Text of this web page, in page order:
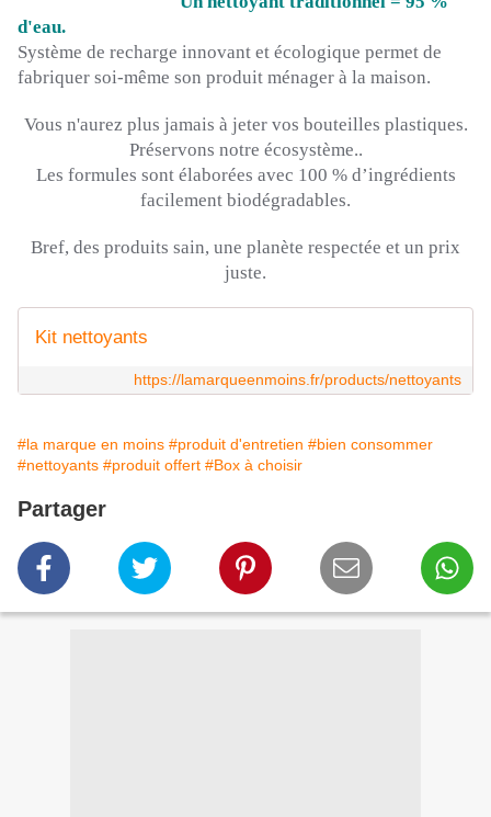
d'eau.
Système de recharge innovant et écologique permet de
fabriquer soi-même son produit ménager à la maison.
Vous n'aurez plus jamais à jeter vos bouteilles plastiques.
Préservons notre écosystème..
Les formules sont élaborées avec 100 % d’ingrédients
facilement biodégradables.
Bref, des produits sain, une planète respectée et un prix
juste.
Kit nettoyants
https://lamarqueenmoins.fr/products/nettoyants
#la marque en moins #produit d'entretien #bien consommer
#nettoyants #produit offert #Box à choisir
Partager